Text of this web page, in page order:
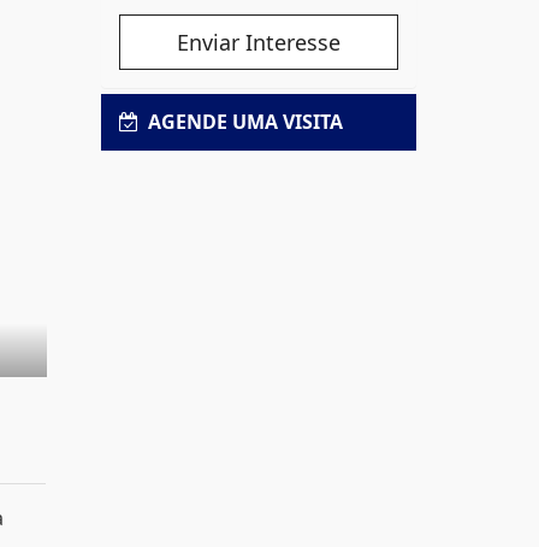
Enviar Interesse
AGENDE UMA VISITA